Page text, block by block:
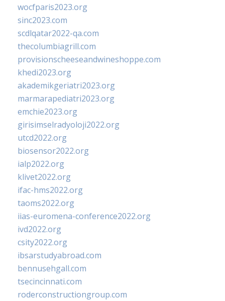
wocfparis2023.org
sinc2023.com
scdlqatar2022-qa.com
thecolumbiagrill.com
provisionscheeseandwineshoppe.com
khedi2023.org
akademikgeriatri2023.org
marmarapediatri2023.org
emchie2023.org
girisimselradyoloji2022.org
utcd2022.org
biosensor2022.org
ialp2022.org
klivet2022.org
ifac-hms2022.org
taoms2022.org
iias-euromena-conference2022.org
ivd2022.org
csity2022.org
ibsarstudyabroad.com
bennusehgall.com
tsecincinnati.com
roderconstructiongroup.com